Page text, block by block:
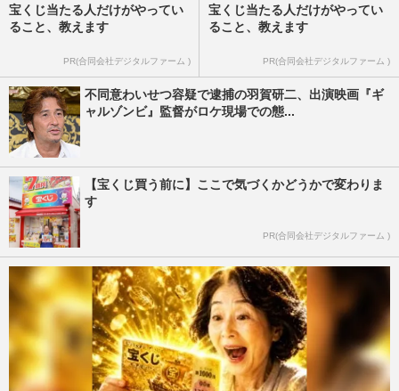
宝くじ当たる人だけがやってい
ること、教えます
PR(合同会社デジタルファーム )
宝くじ当たる人だけがやってい
ること、教えます
PR(合同会社デジタルファーム )
不同意わいせつ容疑で逮捕の羽賀研二、出演映画『ギ
ャルゾンビ』監督がロケ現場での態...
【宝くじ買う前に】ここで気づくかどうかで変わりま
す
PR(合同会社デジタルファーム )